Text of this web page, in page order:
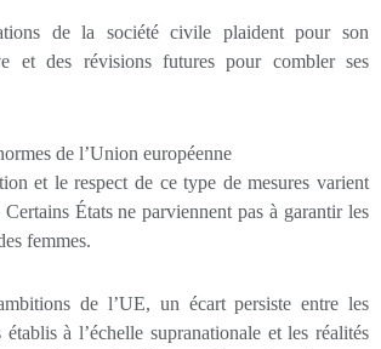
de la société civile plaident pour son
et des révisions futures pour combler ses
de l’Union européenne
et le respect de ce type de mesures varient
Certains États ne parviennent pas à garantir les
femmes.
de l’UE, un écart persiste entre les
à l’échelle supranationale et les réalités